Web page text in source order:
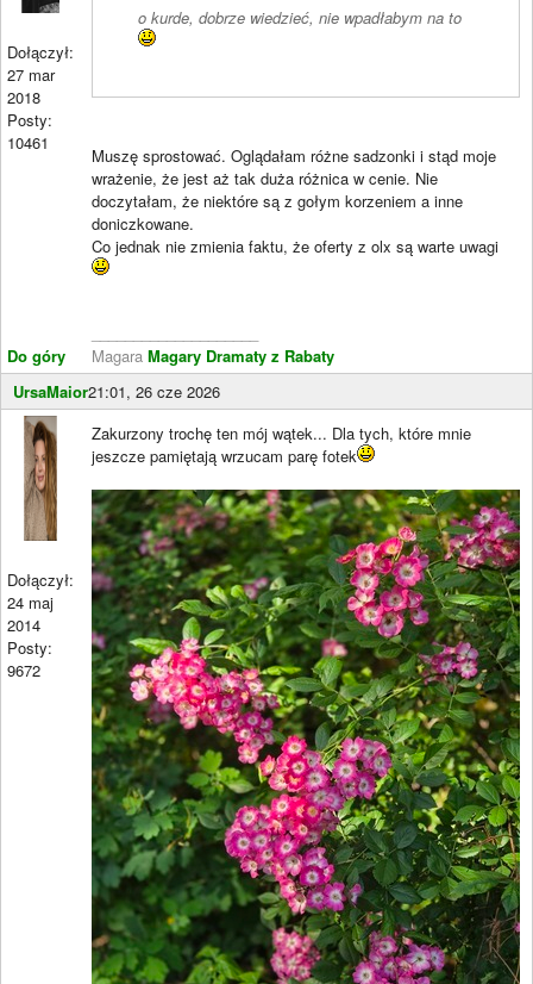
Dołączył:
27 mar
2018
Posty:
10461
Do góry
o kurde, dobrze wiedzieć, nie wpadłabym na to
Muszę sprostować. Oglądałam różne sadzonki i stąd moje
wrażenie, że jest aż tak duża różnica w cenie. Nie
doczytałam, że niektóre są z gołym korzeniem a inne
doniczkowane.
Co jednak nie zmienia faktu, że oferty z olx są warte uwagi
Magara Magary Dramaty z Rabaty
UrsaMaior21:01, 26 cze 2026
Dołączył:
24 maj
2014
Posty:
9672
Zakurzony trochę ten mój wątek... Dla tych, które mnie
jeszcze pamiętają wrzucam parę fotek